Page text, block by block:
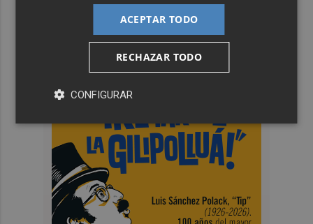
ACEPTAR TODO
RECHAZAR TODO
CONFIGURAR